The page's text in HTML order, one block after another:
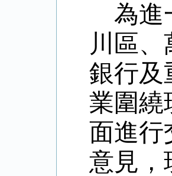
為進
川區
銀行及
業圍繞
面進行
意見，